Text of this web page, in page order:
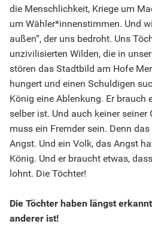
die Menschlichkeit, Kriege um
um Wähler*innenstimmen. Und
außen“, der uns bedroht. Uns
unzivilisierten Wilden, die in
stören das Stadtbild am Hofe
hungert und einen Schuldigen
König eine Ablenkung. Er brauch
selber ist. Und auch keiner seiner
muss ein Fremder sein. Denn
Angst. Und ein Volk, das Angst
König. Und er braucht etwas,
lohnt. Die Töchter!
Die Töchter haben längst
anderer ist!